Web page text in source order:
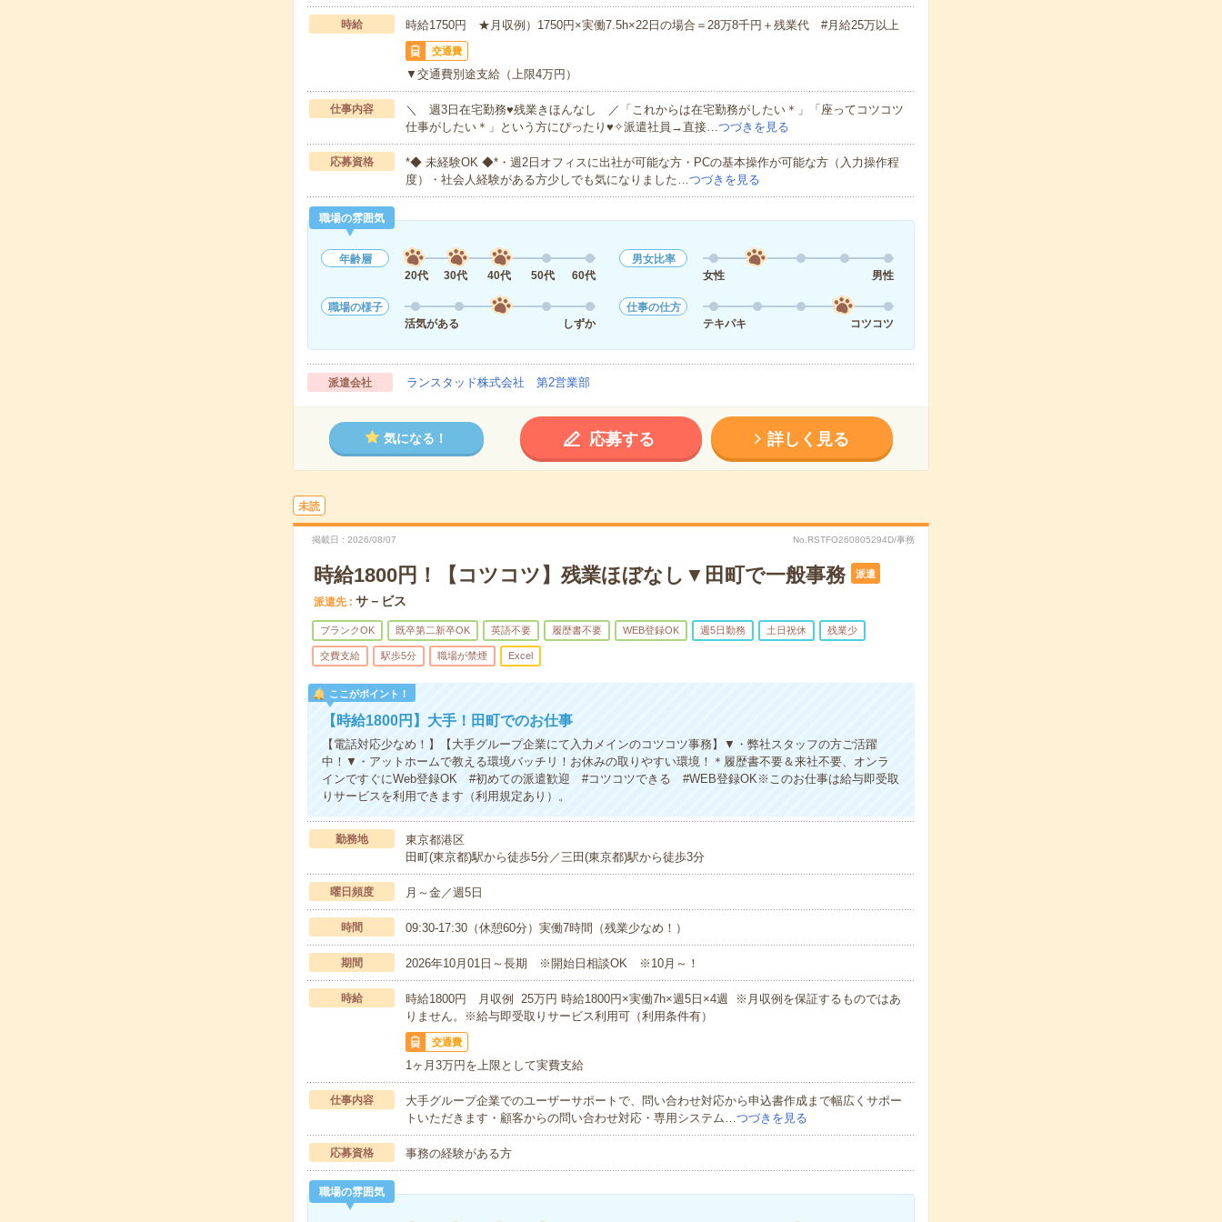
時給 時給1750円 ★月収例）1750円×実働7.5h×22日の場合＝28万8千円＋残業代 #月給25万以上
交通費
▼交通費別途支給（上限4万円）
仕事内容
＼ 週3日在宅勤務♥残業きほんなし ／「これからは在宅勤務がしたい＊」「座ってコツコツ
仕事がしたい＊」という方にぴったり♥✧派遣社員→直接…つづきを見る
応募資格
*◆ 未経験OK ◆*・週2日オフィスに出社が可能な方・PCの基本操作が可能な方（入力操作程
度）・社会人経験がある方少しでも気になりました…つづきを見る
職場の雰囲気
年齢層
20代
30代 40代 50代 60代
男女比率
女性
男性
職場の様子
活気がある
しずか
仕事の仕方
テキパキ
コツコツ
派遣会社 ランスタッド株式会社 第2営業部
気になる！ 応募する 詳しく見る
未読
掲載日 2026/08/07 No.RSTFO260805294D/事務
時給1800円！【コツコツ】残業ほぼなし▼田町で一般事務 派遣
派遣先 サ－ビス
ブランクOK 既卒第二新卒OK 英語不要 履歴書不要 WEB登録OK 週5日勤務 土日祝休 残業少
交費支給 駅歩5分 職場が禁煙 Excel
ここがポイント！
【時給1800円】大手！田町でのお仕事
【電話対応少なめ！】【大手グループ企業にて入力メインのコツコツ事務】▼・弊社スタッフの方ご活躍
中！▼・アットホームで教える環境バッチリ！お休みの取りやすい環境！＊履歴書不要＆来社不要、オンラ
インですぐにWeb登録OK #初めての派遣歓迎 #コツコツできる #WEB登録OK※このお仕事は給与即受取
りサービスを利用できます（利用規定あり）。
勤務地
東京都港区
田町(東京都)駅から徒歩5分／三田(東京都)駅から徒歩3分
曜日頻度 月～金／週5日
時間 09:30-17:30（休憩60分）実働7時間（残業少なめ！）
期間 2026年10月01日～長期 ※開始日相談OK ※10月～！
時給
時給1800円 月収例 25万円 時給1800円×実働7h×週5日×4週 ※月収例を保証するものではあ
りません。※給与即受取りサービス利用可（利用条件有）
交通費
1ヶ月3万円を上限として実費支給
仕事内容
大手グループ企業でのユーザーサポートで、問い合わせ対応から申込書作成まで幅広くサポー
トいただきます・顧客からの問い合わせ対応・専用システム…つづきを見る
応募資格 事務の経験がある方
職場の雰囲気